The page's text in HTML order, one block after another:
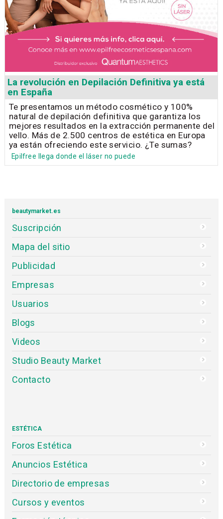
La revolución en Depilación Definitiva ya está
en España
Te presentamos un método cosmético y 100%
natural de depilación definitiva que garantiza los
mejores resultados en la extracción permanente del
vello. Más de 2.500 centros de estética en Europa
ya están ofreciendo este servicio. ¿Te sumas?
Epilfree llega donde el láser no puede
beautymarket.es
Suscripción
Mapa del sitio
Publicidad
Empresas
Usuarios
Blogs
Videos
Studio Beauty Market
Contacto
ESTÉTICA
Foros Estética
Anuncios Estética
Directorio de empresas
Cursos y eventos